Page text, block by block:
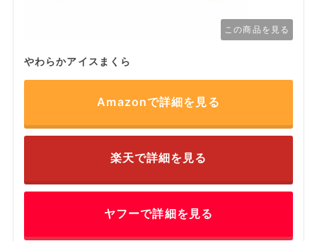
この商品を見る
やわらかアイスまくら
Amazonで詳細を見る
楽天で詳細を見る
ヤフーで詳細を見る